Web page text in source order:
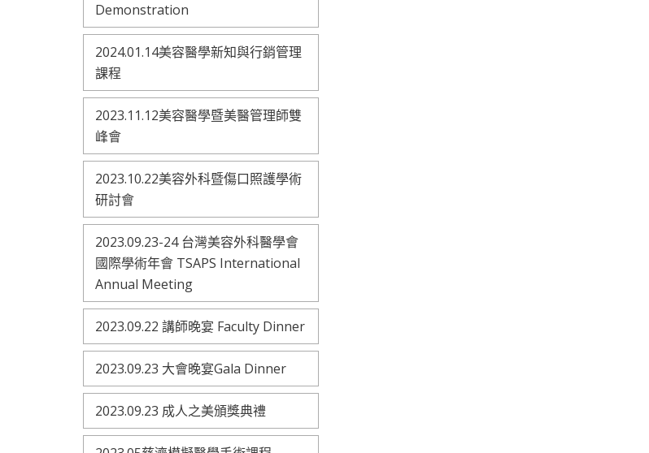
Demonstration
2024.01.14美容醫學新知與行銷管理
課程
2023.11.12美容醫學暨美醫管理師雙
峰會
2023.10.22美容外科暨傷口照護學術
研討會
2023.09.23-24 台灣美容外科醫學會
國際學術年會 TSAPS International
Annual Meeting
2023.09.22 講師晚宴 Faculty Dinner
2023.09.23 大會晚宴Gala Dinner
2023.09.23 成人之美頒獎典禮